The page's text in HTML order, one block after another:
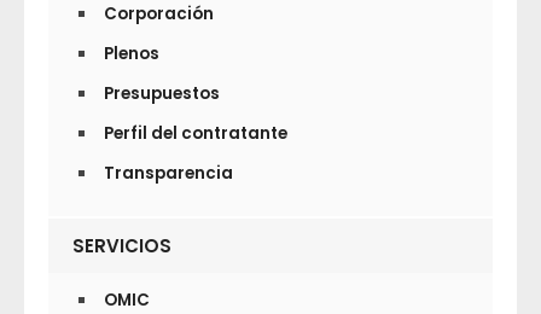
Corporación
Plenos
Presupuestos
Perfil del contratante
Transparencia
SERVICIOS
OMIC